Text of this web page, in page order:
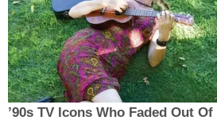
’90s TV Icons Who Faded Out